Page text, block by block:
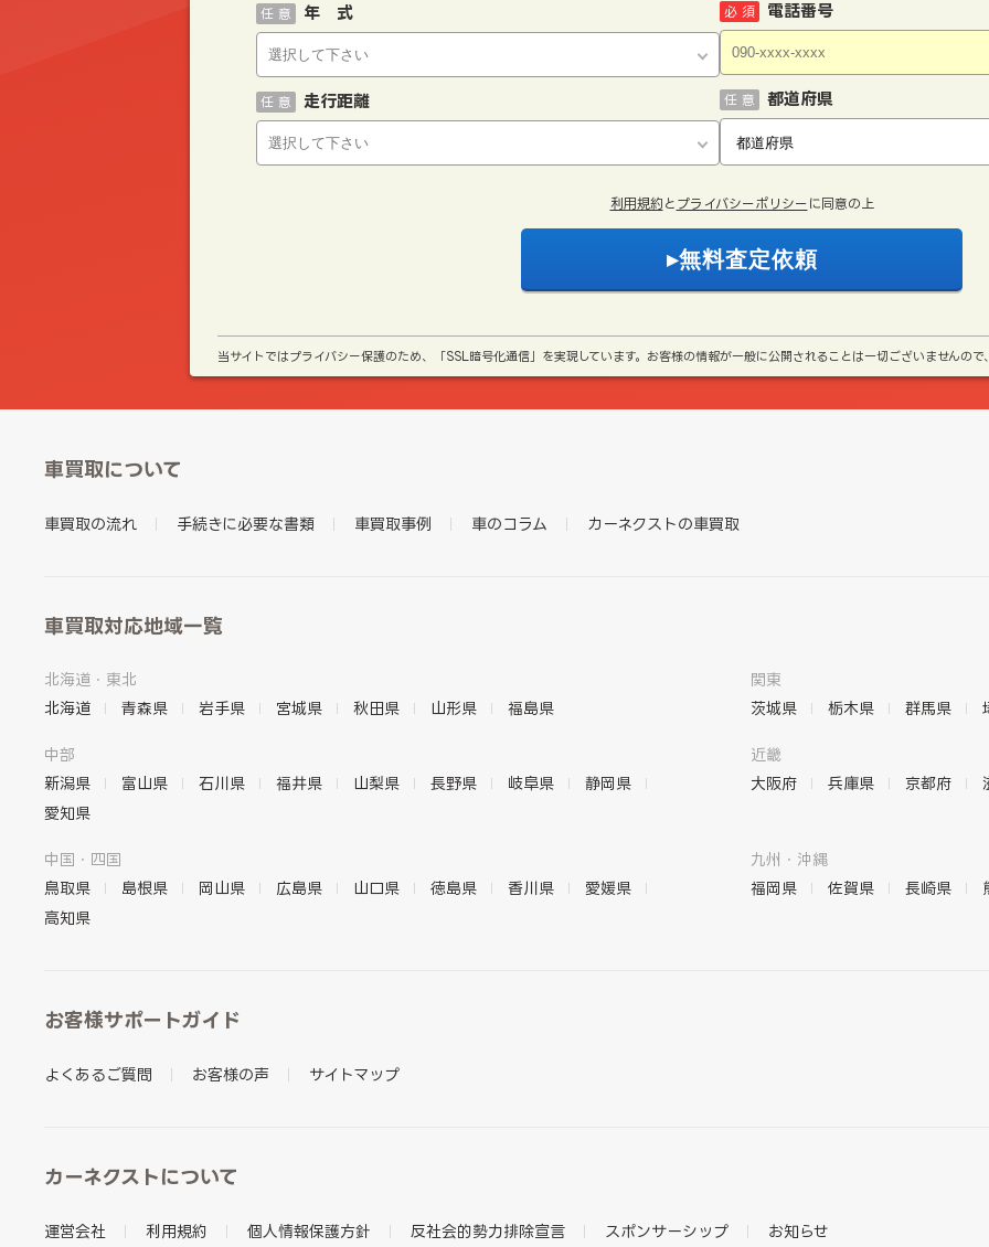
年 式
任 意
走行距離
任 意
電話番号
必 須
都道府県
任 意
利用規約 と プライバシーポリシー に同意の上
当サイトではプライバシー保護のため、「SSL暗号化通信」を実現しています。お客様の情報が一般に公開されることは一切ございませんの
車買取について
車買取の流れ 手続きに必要な書類 車買取事例 車のコラム カーネクストの車買取
車買取対応地域一覧
北海道・東北
北海道
青森県 岩手県 宮城県 秋田県 山形県 福島県
関東
茨城県
栃木県 群馬県
中部
新潟県
富山県 石川県 福井県 山梨県 長野県 岐阜県
静岡県
愛知県
近畿
大阪府
兵庫県 京都府
中国・四国
鳥取県
島根県 岡山県 広島県 山口県 徳島県 香川県
愛媛県
高知県
九州・沖縄
福岡県
佐賀県 長崎県
お客様サポートガイド
よくあるご質問 お客様の声 サイトマップ
カーネクストについて
運営会社 利用規約 個人情報保護方針 反社会的勢力排除宣言 スポンサーシップ お知らせ